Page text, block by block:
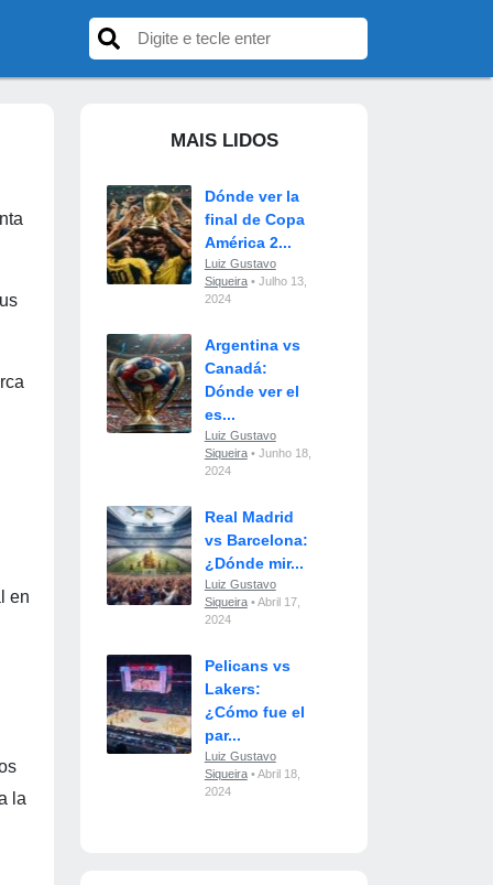
en
la
MAIS LIDOS
Dónde ver la
final de Copa
América 2...
Luiz Gustavo
Siqueira• Julho 13,
2024
Argentina vs
Canadá:
Dónde ver el
es...
Luiz Gustavo
Siqueira• Junho 18,
2024
Real Madrid
vs Barcelona:
¿Dónde mir...
Luiz Gustavo
Siqueira• Abril 17,
2024
Pelicans vs
Lakers:
¿Cómo fue el
par...
Luiz Gustavo
Siqueira• Abril 18,
2024